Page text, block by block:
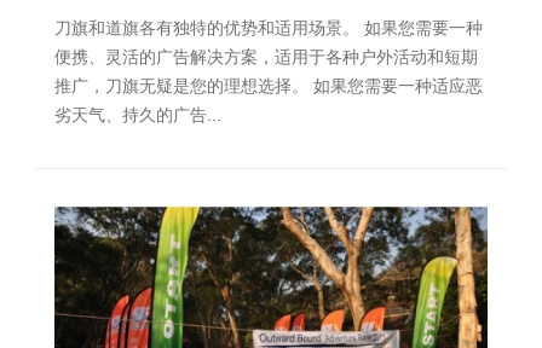
刀旗和道旗各有独特的优势和适用场景。 如果您需要一种
便携、灵活的广告解决方案，适用于各种户外活动和短期
推广，刀旗无疑是您的理想选择。 如果您需要一种适应恶
劣天气、持久的广告...